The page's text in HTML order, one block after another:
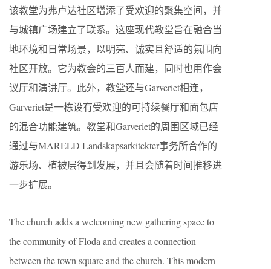
该教堂为弗卢达社区增添了受欢迎的聚集空间，并
与城镇广场建立了联系。这座现代教堂旨在融合当
地环境和日常场景，以明亮、诚实且舒适的氛围向
社区开放。它为教会的三百人而建，同时也用作会
议厅和演讲厅。此外，教堂还与Garveriet相连，
Garveriet是一栋设有受欢迎的可持续餐厅和面包店
的混合功能建筑。教堂和Garveriet的周围区域已经
通过与MARELD Landskapsarkitekter事务所合作的
游乐场、植被层得到发展，并且会随着时间推移进
一步扩展。
The church adds a welcoming new gathering space to
the community of Floda and creates a connection
between the town square and the church. This modern